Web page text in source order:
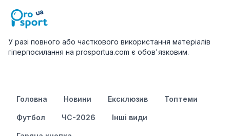
У разі повного або часткового використання матеріалів
гіперпосилання на prosportua.com є обов'язковим.
Головна Новини Ексклюзив Топтеми
Футбол ЧС-2026 Інші види